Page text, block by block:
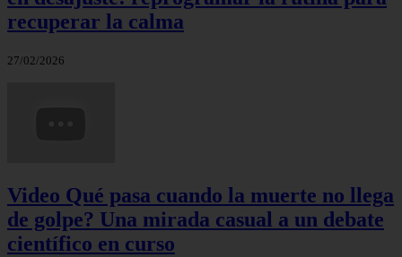
recuperar la calma
27/02/2026
Video Qué pasa cuando la muerte no llega
de golpe? Una mirada casual a un debate
científico en curso